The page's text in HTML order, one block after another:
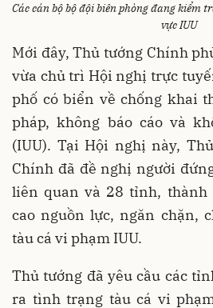
Các cán bộ bộ đội biên phòng đang kiểm
vực IUU
Mới đây, Thủ tướng Chính
vừa chủ trì Hội nghị trực
phố có biển về chống khai
pháp, không báo cáo và
(IUU). Tại Hội nghị này,
Chính đã đề nghị người
liên quan và 28 tỉnh,
cao nguồn lực, ngăn chặn,
tàu cá vi phạm IUU.
Thủ tướng đã yêu cầu các
ra tình trạng tàu cá vi